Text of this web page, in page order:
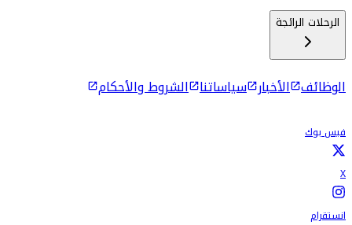
الرحلات الرائجة
الوظائف الأخبار سياساتنا الشروط والأحكام
فيس بوك
X
انستقرام